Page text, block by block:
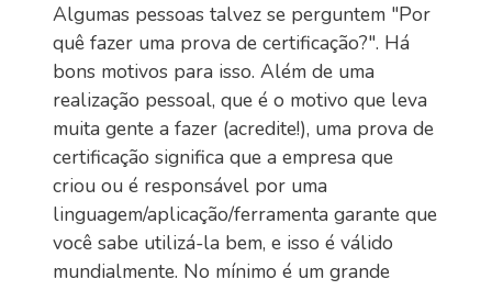
Algumas pessoas talvez se perguntem "Por
quê fazer uma prova de certificação?". Há
bons motivos para isso. Além de uma
realização pessoal, que é o motivo que leva
muita gente a fazer (acredite!), uma prova de
certificação significa que a empresa que
criou ou é responsável por uma
linguagem/aplicação/ferramenta garante que
você sabe utilizá-la bem, e isso é válido
mundialmente. No mínimo é um grande